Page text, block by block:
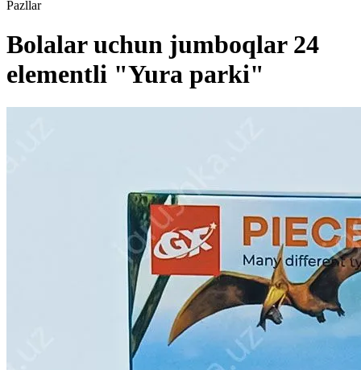
Pazllar
Bolalar uchun jumboqlar 24
elementli "Yura parki"